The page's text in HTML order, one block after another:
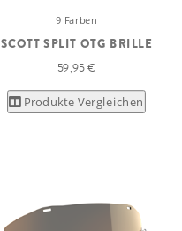
9 Farben
SCOTT SPLIT OTG BRILLE
59,95 €
Produkte Vergleichen